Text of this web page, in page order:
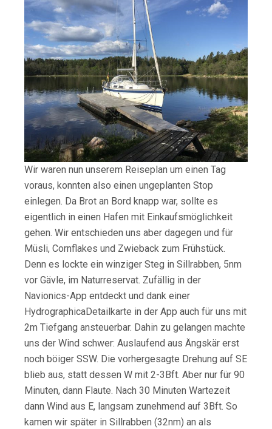
Wir waren nun unserem Reiseplan um einen Tag
voraus, konnten also einen ungeplanten Stop
einlegen. Da Brot an Bord knapp war, sollte es
eigentlich in einen Hafen mit Einkaufsmöglichkeit
gehen. Wir entschieden uns aber dagegen und für
Müsli, Cornflakes und Zwieback zum Frühstück.
Denn es lockte ein winziger Steg in Sillrabben, 5nm
vor Gävle, im Naturreservat. Zufällig in der
Navionics-App entdeckt und dank einer
HydrographicaDetailkarte in der App auch für uns mit
2m Tiefgang ansteuerbar. Dahin zu gelangen machte
uns der Wind schwer: Auslaufend aus Ängskär erst
noch böiger SSW. Die vorhergesagte Drehung auf SE
blieb aus, statt dessen W mit 2-3Bft. Aber nur für 90
Minuten, dann Flaute. Nach 30 Minuten Wartezeit
dann Wind aus E, langsam zunehmend auf 3Bft. So
kamen wir später in Sillrabben (32nm) an als